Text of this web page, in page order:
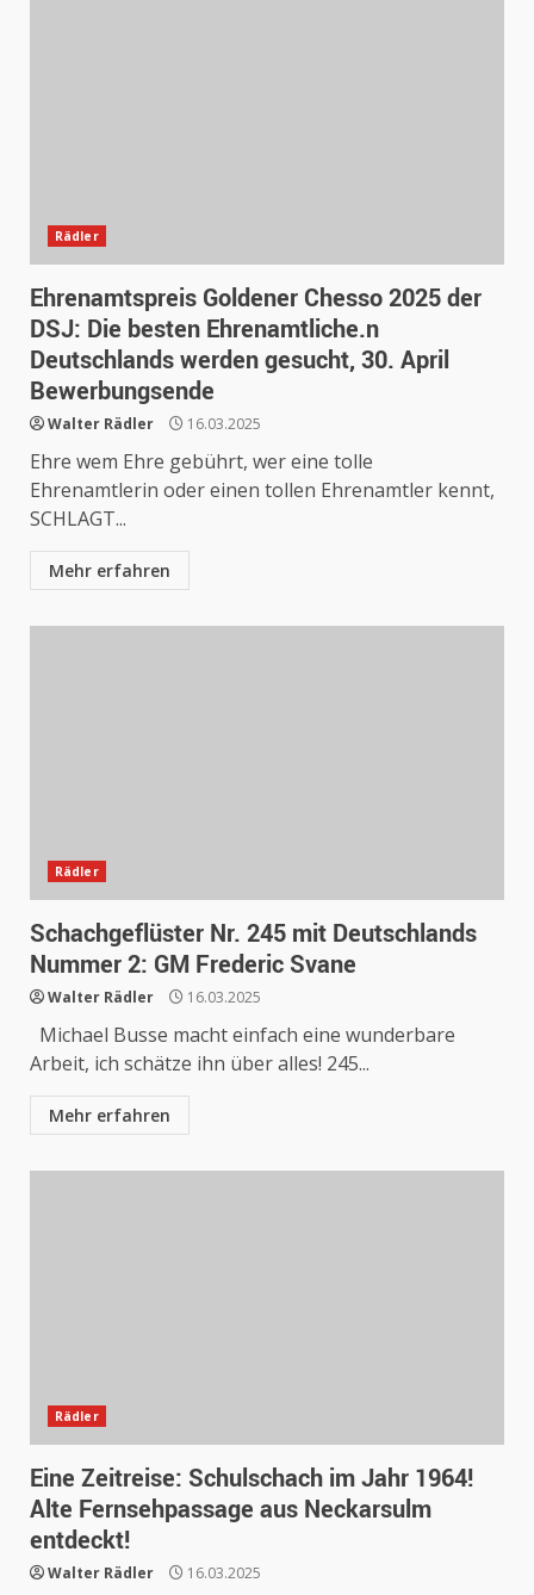
Rädler
Ehrenamtspreis Goldener Chesso 2025 der
DSJ: Die besten Ehrenamtliche.n
Deutschlands werden gesucht, 30. April
Bewerbungsende
Walter Rädler 16.03.2025
Ehre wem Ehre gebührt, wer eine tolle
Ehrenamtlerin oder einen tollen Ehrenamtler kennt,
SCHLAGT...
Mehr erfahren
Rädler
Schachgeflüster Nr. 245 mit Deutschlands
Nummer 2: GM Frederic Svane
Walter Rädler 16.03.2025
Michael Busse macht einfach eine wunderbare
Arbeit, ich schätze ihn über alles! 245...
Mehr erfahren
Rädler
Eine Zeitreise: Schulschach im Jahr 1964!
Alte Fernsehpassage aus Neckarsulm
entdeckt!
Walter Rädler 16.03.2025